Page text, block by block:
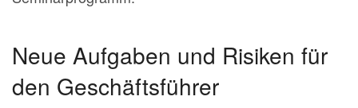
Neue Aufgaben und Risiken für
den Geschäftsführer